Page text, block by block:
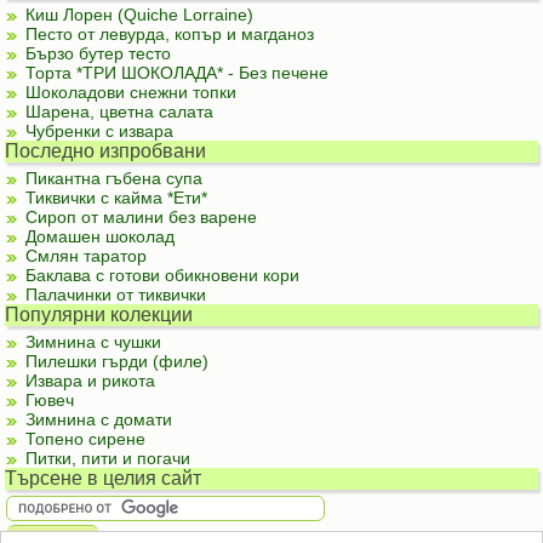
Киш Лорен (Quiche Lorraine)
Песто от левурда, копър и магданоз
Бързо бутер тесто
Торта *ТРИ ШОКОЛАДА* - Без печене
Шоколадови снежни топки
Шарена, цветна салата
Чубренки с извара
Последно изпробвани
Пикантна гъбена супа
Тиквички с кайма *Ети*
Сироп от малини без варене
Домашен шоколад
Смлян таратор
Баклава с готови обикновени кори
Палачинки от тиквички
Популярни колекции
Зимнина с чушки
Пилешки гърди (филе)
Извара и рикота
Гювеч
Зимнина с домати
Топено сирене
Питки, пити и погачи
Търсене в целия сайт